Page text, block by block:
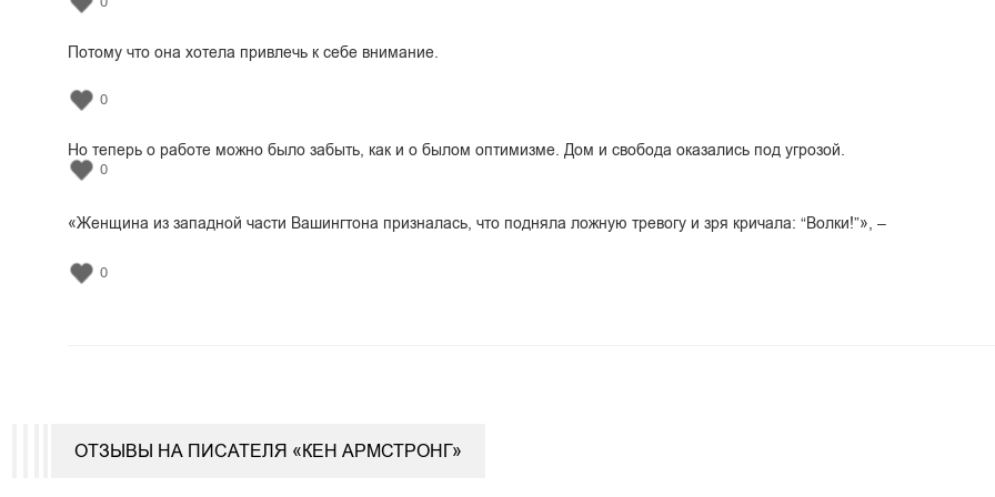
Потому что она хотела привлечь к себе внимание.
0
Но теперь о работе можно было забыть, как и о былом оптимизме. Дом и свобода оказались под угрозой.
0
«Женщина из западной части Вашингтона призналась, что подняла ложную тревогу и зря кричала: “Волки!”», –
0
ОТЗЫВЫ НА ПИСАТЕЛЯ «КЕН АРМСТРОНГ»